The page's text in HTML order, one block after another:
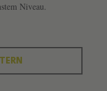
Niveau.